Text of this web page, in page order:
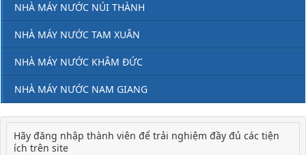
NHÀ MÁY NƯỚC NÚI THÀNH
NHÀ MÁY NƯỚC TAM XUÂN
NHÀ MÁY NƯỚC KHÂM ĐỨC
NHÀ MÁY NƯỚC NAM GIANG
Hãy đăng nhập thành viên để trải nghiệm đầy đủ các tiện
ích trên site